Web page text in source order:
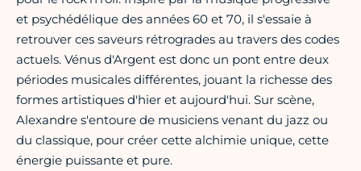
et psychédélique des années 60 et 70, il s'essaie à
retrouver ces saveurs rétrogrades au travers des codes
actuels. Vénus d'Argent est donc un pont entre deux
périodes musicales différentes, jouant la richesse des
formes artistiques d'hier et aujourd'hui. Sur scène,
Alexandre s'entoure de musiciens venant du jazz ou
du classique, pour créer cette alchimie unique, cette
énergie puissante et pure.